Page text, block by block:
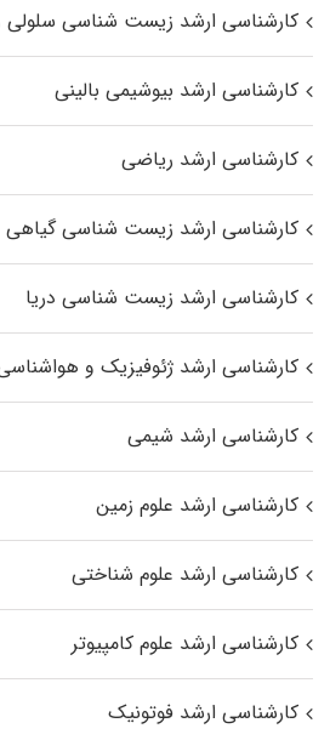
کارشناسی ارشد زیست شناسی سلولی
کارشناسی ارشد بیوشیمی بالینی
کارشناسی ارشد ریاضی
کارشناسی ارشد زیست‌ شناسی گیاهی
کارشناسی ارشد زیست‌ شناسی دریا
کارشناسی ارشد ژئوفیزیک و
کارشناسی ارشد شیمی
کارشناسی ارشد علوم زمین
کارشناسی ارشد علوم شناختی
کارشناسی ارشد علوم کامپیوتر
کارشناسی ارشد فوتونیک